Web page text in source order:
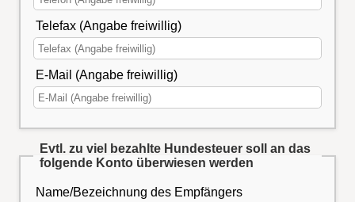
Telefax (Angabe freiwillig)
E-Mail (Angabe freiwillig)
Evtl. zu viel bezahlte Hundesteuer soll an das
folgende Konto überwiesen werden
Name/Bezeichnung des Empfängers